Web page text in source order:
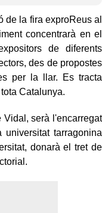
de la fira exproReus al
concentrarà en el
de diferents
des de propostes
per la llar. Es tracta
Catalunya.
Vidal, serà l'encarregat
tarragonina
donarà el tret de